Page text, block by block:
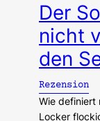
Der
nicht
den
Rezension
Wie definiert
Locker